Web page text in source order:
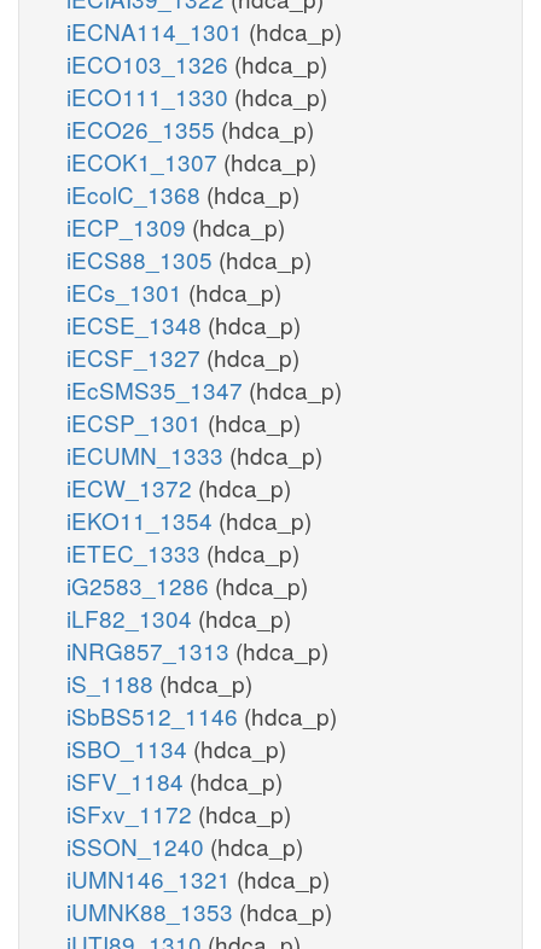
iECNA114_1301 (hdca_p)
iECO103_1326 (hdca_p)
iECO111_1330 (hdca_p)
iECO26_1355 (hdca_p)
iECOK1_1307 (hdca_p)
iEcolC_1368 (hdca_p)
iECP_1309 (hdca_p)
iECS88_1305 (hdca_p)
iECs_1301 (hdca_p)
iECSE_1348 (hdca_p)
iECSF_1327 (hdca_p)
iEcSMS35_1347 (hdca_p)
iECSP_1301 (hdca_p)
iECUMN_1333 (hdca_p)
iECW_1372 (hdca_p)
iEKO11_1354 (hdca_p)
iETEC_1333 (hdca_p)
iG2583_1286 (hdca_p)
iLF82_1304 (hdca_p)
iNRG857_1313 (hdca_p)
iS_1188 (hdca_p)
iSbBS512_1146 (hdca_p)
iSBO_1134 (hdca_p)
iSFV_1184 (hdca_p)
iSFxv_1172 (hdca_p)
iSSON_1240 (hdca_p)
iUMN146_1321 (hdca_p)
iUMNK88_1353 (hdca_p)